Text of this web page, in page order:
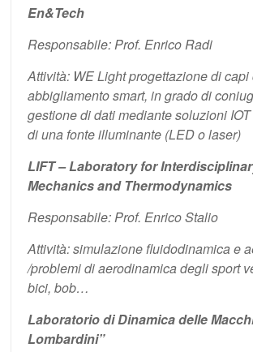
En&Tech
Responsabile: Prof. Enrico Radi
Attività: WE Light progettazione di capi
abbigliamento smart, in grado di
gestione di dati mediante soluzioni
di una fonte illuminante (LED o laser)
LIFT – Laboratory for
Mechanics and Thermodynamics
Responsabile: Prof. Enrico Stalio
Attività: simulazione fluidodinamica e
/problemi di aerodinamica degli sport
bici, bob…
Laboratorio di Dinamica delle
Lombardini”